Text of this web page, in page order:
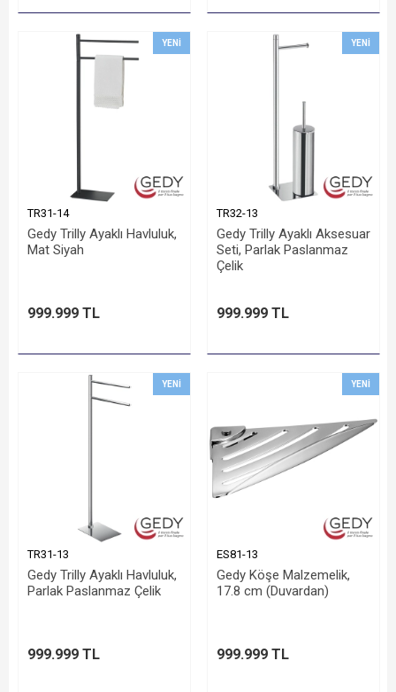
YENI
TR31-14
Gedy Trilly Ayaklı Havluluk,
Mat Siyah
999.999 TL
YENI
TR32-13
Gedy Trilly Ayaklı Aksesuar
Seti, Parlak Paslanmaz
Çelik
999.999 TL
YENI
TR31-13
Gedy Trilly Ayaklı Havluluk,
Parlak Paslanmaz Çelik
999.999 TL
YENI
ES81-13
Gedy Köşe Malzemelik,
17.8 cm (Duvardan)
999.999 TL